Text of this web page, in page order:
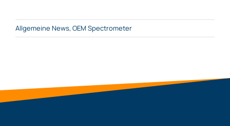
Allgemeine News, OEM Spectrometer